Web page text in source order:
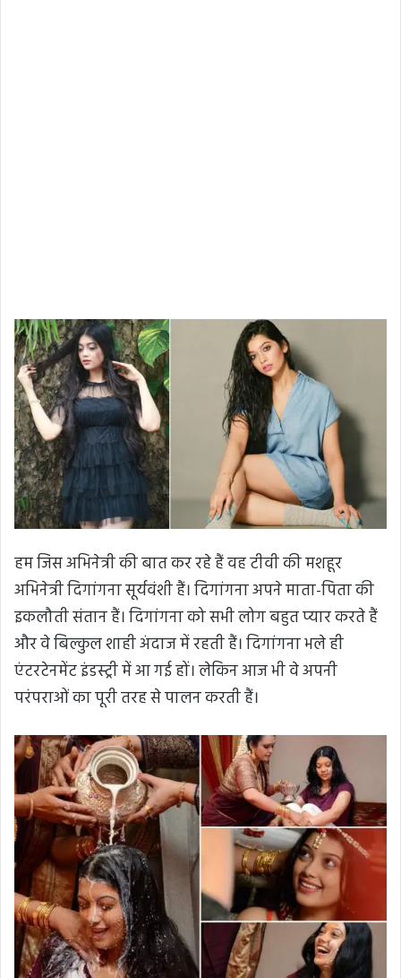
हम जिस अभिनेत्री की बात कर रहे हैं वह टीवी की मशहूर
अभिनेत्री दिगांगना सूर्यवंशी हैं। दिगांगना अपने माता-पिता की
इकलौती संतान हैं। दिगांगना को सभी लोग बहुत प्यार करते हैं
और वे बिल्कुल शाही अंदाज में रहती हैं। दिगांगना भले ही
एंटरटेनमेंट इंडस्ट्री में आ गई हों। लेकिन आज भी वे अपनी
परंपराओं का पूरी तरह से पालन करती हैं।